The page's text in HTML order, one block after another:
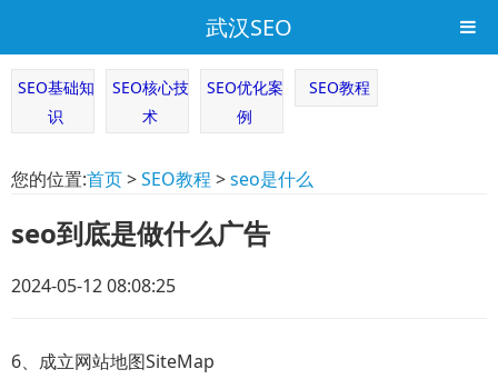
武汉SEO
SEO基础知
识
SEO核心技
术
SEO优化案
例
SEO教程
您的位置:首页>SEO教程 >seo是什么
seo到底是做什么广告
2024-05-12 08:08:25
6、成立网站地图SiteMap